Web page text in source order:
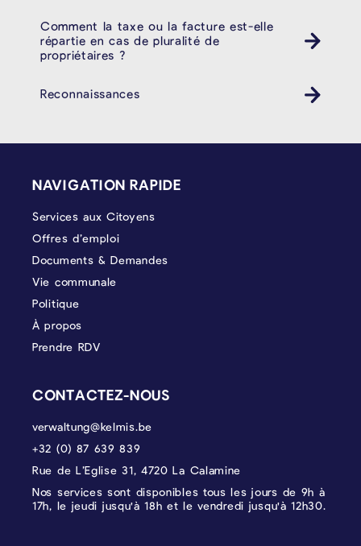
Comment la taxe ou la facture est-elle
répartie en cas de pluralité de
propriétaires ?
Reconnaissances
NAVIGATION RAPIDE
Services aux Citoyens
Offres d’emploi
Documents & Demandes
Vie communale
Politique
À propos
Prendre RDV
CONTACTEZ-NOUS
verwaltung@kelmis.be
+32 (0) 87 639 839
Rue de L’Eglise 31, 4720 La Calamine
Nos services sont disponibles tous les jours de 9h à
17h, le jeudi jusqu'à 18h et le vendredi jusqu'à 12h30.